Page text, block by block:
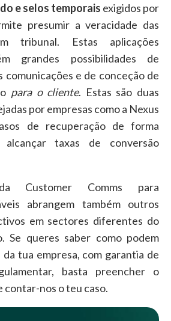
e selos temporais exigidos por
presumir a veracidade das
tribunal. Estas aplicações
grandes possibilidades de
comunicações e de conceção de
para o cliente. Estas são duas
por empresas como a Nexus
de recuperação de forma
alcançar taxas de conversão
Customer Comms para
abrangem também outros
em sectores diferentes do
Se queres saber como podem
tua empresa, com garantia de
basta preencher o
contar-nos o teu caso.